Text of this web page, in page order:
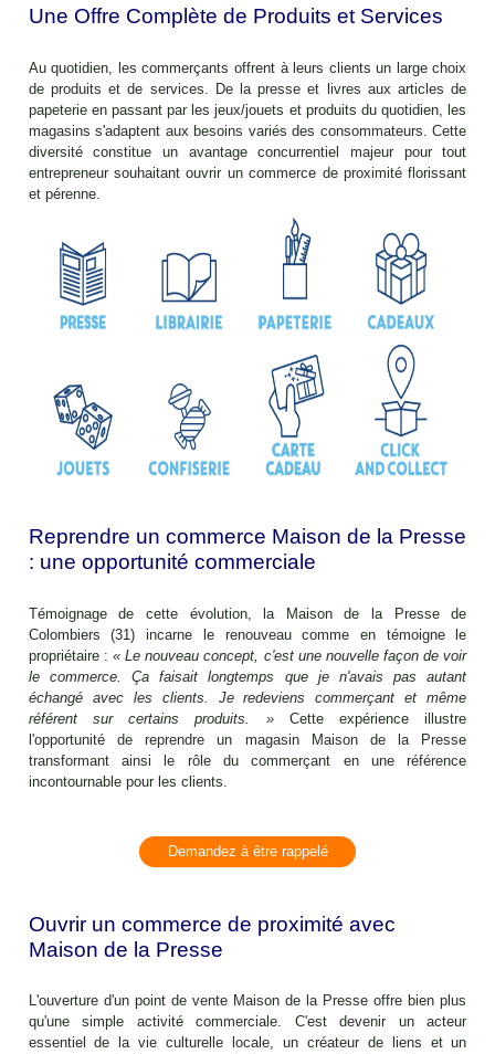
Une Offre Complète de Produits et Services
Au quotidien, les commerçants offrent à leurs clients un large choix
de produits et de services. De la presse et livres aux articles de
papeterie en passant par les jeux/jouets et produits du quotidien, les
magasins s'adaptent aux besoins variés des consommateurs. Cette
diversité constitue un avantage concurrentiel majeur pour tout
entrepreneur souhaitant ouvrir un commerce de proximité florissant
et pérenne.
Reprendre un commerce Maison de la Presse
: une opportunité commerciale
Témoignage de cette évolution, la Maison de la Presse de
Colombiers (31) incarne le renouveau comme en témoigne le
propriétaire : « Le nouveau concept, c'est une nouvelle façon de voir
le commerce. Ça faisait longtemps que je n'avais pas autant
échangé avec les clients. Je redeviens commerçant et même
référent sur certains produits. »Cette expérience illustre
l'opportunité de reprendre un magasin Maison de la Presse
transformant ainsi le rôle du commerçant en une référence
incontournable pour les clients.
Demandez à être rappelé
Ouvrir un commerce de proximité avec
Maison de la Presse
L'ouverture d'un point de vente Maison de la Presse offre bien plus
qu'une simple activité commerciale. C'est devenir un acteur
essentiel de la vie culturelle locale, un créateur de liens et un